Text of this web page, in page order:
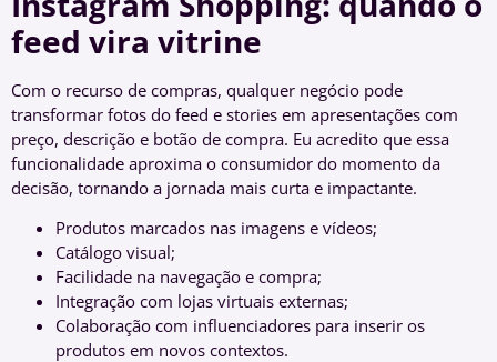
feed vira vitrine
Com o recurso de compras, qualquer negócio pode
transformar fotos do feed e stories em apresentações com
preço, descrição e botão de compra. Eu acredito que essa
funcionalidade aproxima o consumidor do momento da
decisão, tornando a jornada mais curta e impactante.
Produtos marcados nas imagens e vídeos;
Catálogo visual;
Facilidade na navegação e compra;
Integração com lojas virtuais externas;
Colaboração com influenciadores para inserir os
produtos em novos contextos.